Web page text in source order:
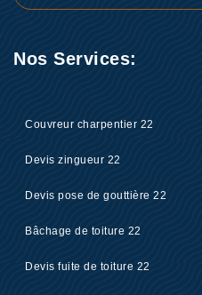
Nos Services:
Couvreur charpentier 22
Devis zingueur 22
Devis pose de gouttière 22
Bâchage de toiture 22
Devis fuite de toiture 22